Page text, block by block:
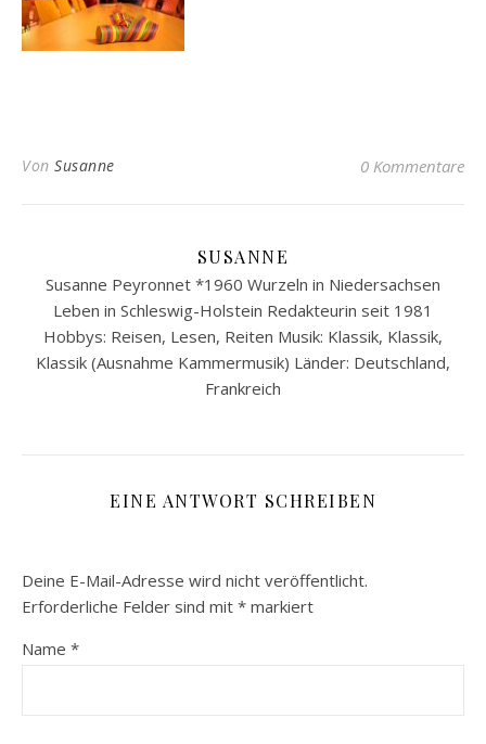
Von Susanne 0 Kommentare
SUSANNE
Susanne Peyronnet *1960 Wurzeln in Niedersachsen
Leben in Schleswig-Holstein Redakteurin seit 1981
Hobbys: Reisen, Lesen, Reiten Musik: Klassik, Klassik,
Klassik (Ausnahme Kammermusik) Länder: Deutschland,
Frankreich
EINE ANTWORT SCHREIBEN
Deine E-Mail-Adresse wird nicht veröffentlicht.
Erforderliche Felder sind mit * markiert
Name *